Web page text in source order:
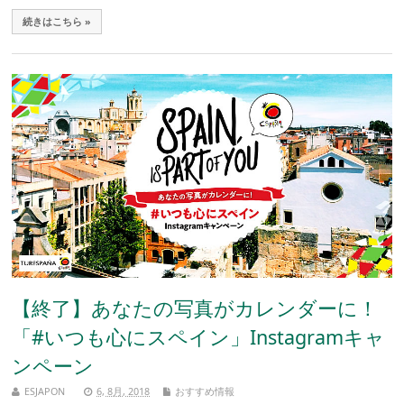
続きはこちら »
【終了】あなたの写真がカレンダーに！
「#いつも心にスペイン」Instagramキャ
ンペーン
ESJAPON 6, 8月, 2018 おすすめ情報